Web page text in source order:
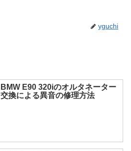
yguchi
BMW E90 320iのオルタネーター
交換による異音の修理方法